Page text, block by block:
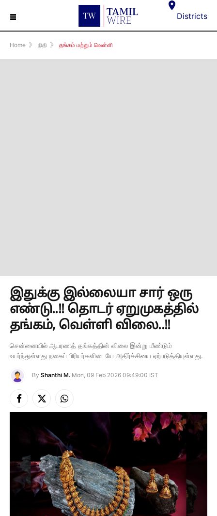
☰ Districts
Home 》 நிதி 》 தங்கம் மற்றும் வெள்ளி
இதுக்கு இல்லையா சார் ஒரு
எண்டு..!! தொடர் ஏறுமுகத்தில்
தங்கம், வெள்ளி விலை..!!
சென்னையில் ஆபரணத் தங்கத்தின் விலை இன்று மீண்டும்
உயர்ந்துள்ளது நகைப் பிரியர்களிடையே அதிர்ச்சியை ஏற்படுத்தியுள்ளது.
By Shanthi M. Mon, 09 Feb 2026 09:49:00 IST
Facebook
X
(Twitter)
Instagram